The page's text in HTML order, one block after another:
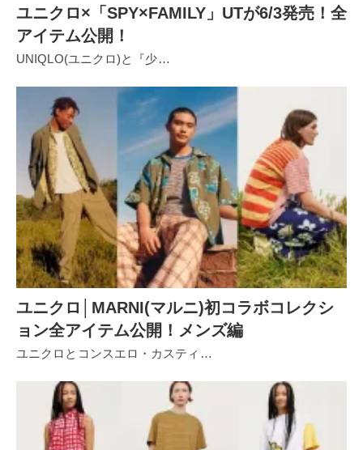
ユニクロ×「SPY×FAMILY」UTが6/3発売！全
アイテム公開！
UNIQLO(ユニクロ)と『少…
ユニクロ│MARNI(マルニ)初コラボコレクシ
ョン全アイテム公開！メンズ編
ユニクロとコンスエロ・カスティ…